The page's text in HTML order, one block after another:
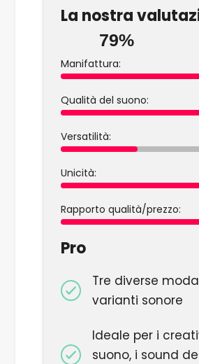
La nostra
79%
Manifattura:
Qualità del suono:
Versatilità:
Unicità:
Rapporto qualità/prezzo:
Pro
Tre diverse
varianti sonore
Ideale per i
suono, i sound